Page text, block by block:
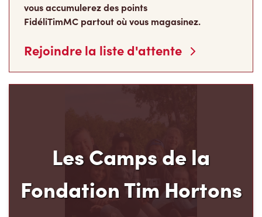
vous accumulerez des points
FidéliTimMC partout où vous magasinez.
Rejoindre la liste d'attente
Les Camps de la
Fondation Tim Hortons